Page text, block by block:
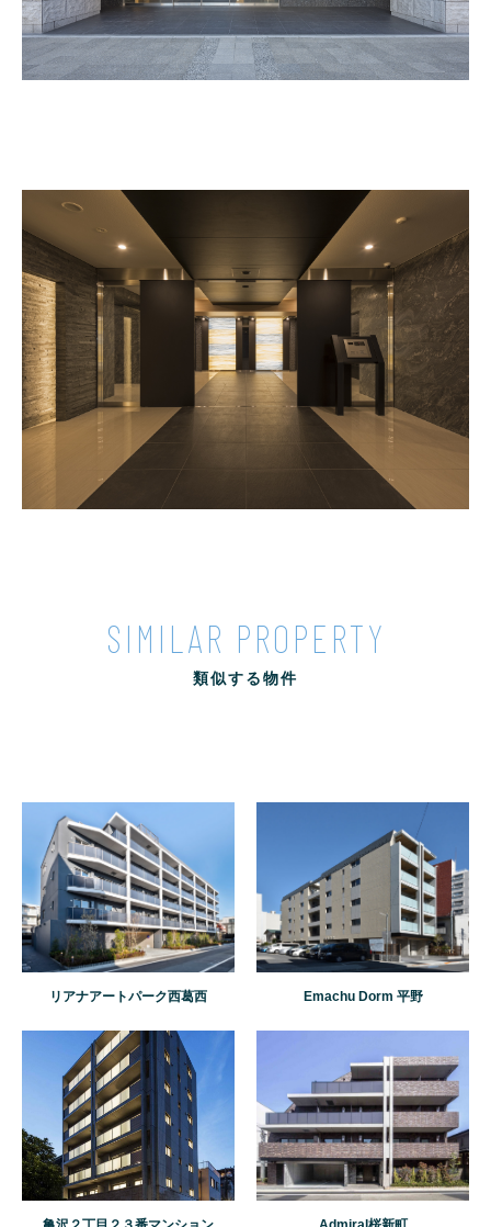
SIMILAR PROPERTY
類似する物件
リアナアートパーク西葛西 Emachu Dorm 平野